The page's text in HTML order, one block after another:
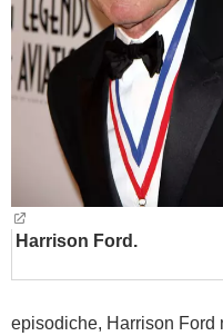
FORUM
Harrison Ford.
episodiche, Harrison Ford